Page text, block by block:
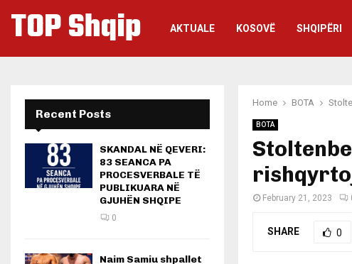
TOP Shqip AKTUALE KOSOVË SHQIPËRI
Home BOTA
BOTA
February 21, 2023
SHARE 0
Recent Posts
SKANDAL NË QEVERI:
83 SEANCA PA
PROCESVERBALE TË
PUBLIKUARA NË
GJUHËN SHQIPE
0
Naim Samiu shpallet